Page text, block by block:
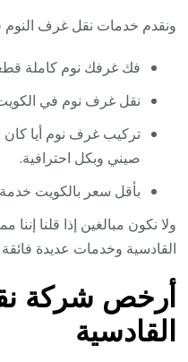
ونقدم خدمات نقل غرف النوم
فك غرفك نوم كاملة
نقل غرف نوم في الكويت
تركيب غرف نوم أيا كان
صيني وبكل احترافية.
بأقل سعر بالكويت خدمة 24
ولا نكون مبالغين إذا قلنا إننا
القادسية وخدمات عديدة فائقة
أرخص شركة
القادسية